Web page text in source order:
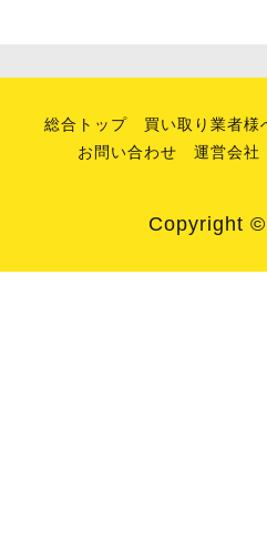
総合トップ 買い取り業者様
お問い合わせ
運営会社
Copyright